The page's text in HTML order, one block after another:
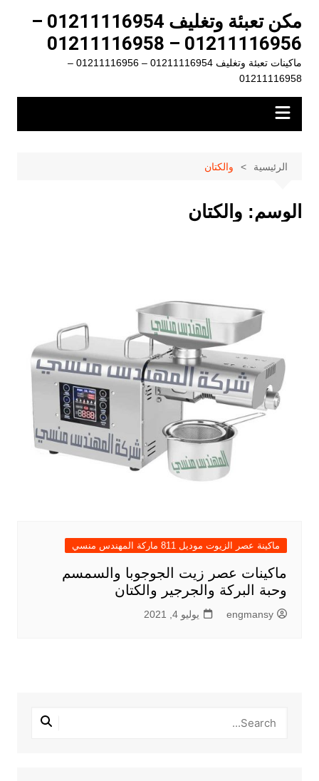
المحتوى
مكن تعبئة وتغليف 01211116954 –
01211116956 – 01211116958
ماكينات تعبئة وتغليف 01211116954 – 01211116956 –
01211116958
الرئيسية والكتان
الوسم: والكتان
ماكينة عصر الزيوت موديل 811 ماركة المهندس منسي
ماكينات عصر زيت الجوجوبا والسمسم
وحبة البركة والجرجير والكتان
engmansy يوليو 4, 2021